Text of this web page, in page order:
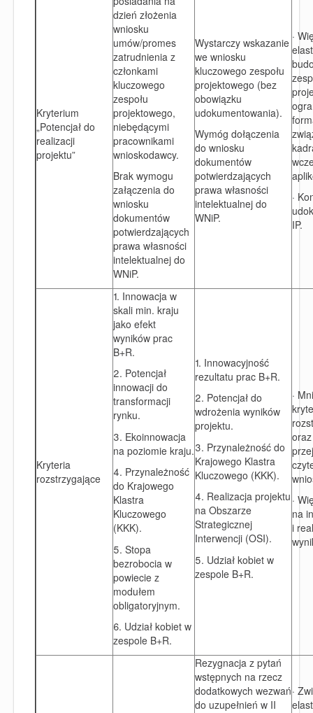
Kryterium
„Potencjał do
realizacji
projektu”
dzień złożenia
wniosku
umów/promes
zatrudnienia z
członkami
kluczowego
zespołu
projektowego,
niebędącymi
pracownikami
wnioskodawcy.
Brak wymogu
załączenia do
wniosku
dokumentów
potwierdzających
prawa własności
intelektualnej do
WNiP.
Wystarczy wskazanie
we wniosku
kluczowego zespołu
projektowego (bez
obowiązku
udokumentowania).
Wymóg dołączenia
do wniosku
dokumentów
potwierdzających
prawa własności
intelektualnej do
WNiP.
·
·
IP.
Kryteria
rozstrzygające
1. Innowacja w
skali min. kraju
jako efekt
wyników prac
B+R.
2. Potencjał
innowacji do
transformacji
rynku.
3. Ekoinnowacja
na poziomie kraju.
4. Przynależność
do Krajowego
Klastra
Kluczowego
(KKK).
5. Stopa
bezrobocia w
powiecie z
modułem
obligatoryjnym.
6. Udział kobiet w
zespole B+R.
1. Innowacyjność
rezultatu prac B+R.
2. Potencjał do
wdrożenia wyników
projektu.
3. Przynależność do
Krajowego Klastra
Kluczowego (KKK).
4. Realizacja projektu
na Obszarze
Strategicznej
Interwencji (OSI).
5. Udział kobiet w
zespole B+R.
·
·
na
i
Rezygnacja z pytań
wstępnych na rzecz
dodatkowych wezwań
do uzupełnień w II
·